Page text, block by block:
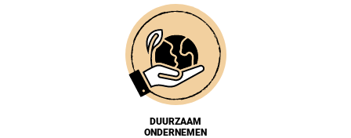
DUURZAAM
ONDERNEMEN